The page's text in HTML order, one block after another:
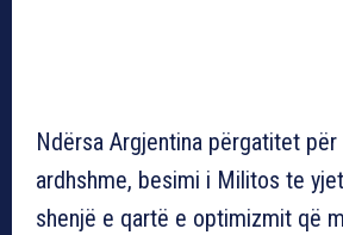
Ndërsa Argjentina përgatitet
ardhshme, besimi i Militos te
shenjë e qartë e optimizmit që